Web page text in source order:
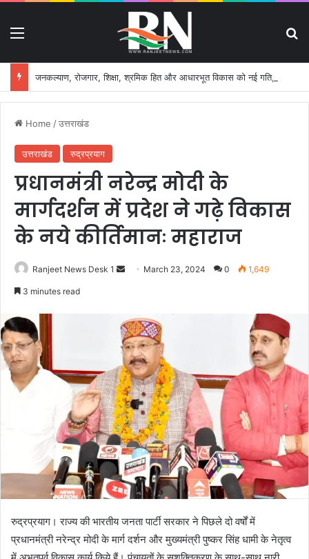
Home /उत्तराखंड
उत्तराखंड रुद्रप्रयाग
प्रधानमंत्री नरेन्द्र मोदी के
मार्गदर्शन में प्रदेश ने गढ़े विकास
के नये कीर्तिमानः महाराज
Ranjeet News Desk 1
d
a
n
e
m
a
i
l
March 23, 2024 0 1,649
3 minutes read
रुद्रप्रयाग। राज्य की भारतीय जनता पार्टी सरकार ने पिछले दो वर्षों में
प्रधानमंत्री नरेन्द्र मोदी के मार्ग दर्शन और मुख्यमंत्री पुष्कर सिंह धामी के नेतृत्व